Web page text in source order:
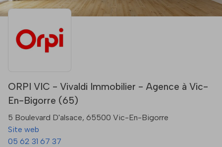
ORPI VIC - Vivaldi Immobilier - Agence à Vic-
En-Bigorre (65)
5 Boulevard D'alsace, 65500 Vic-En-Bigorre
Site web
05 62 31 67 37